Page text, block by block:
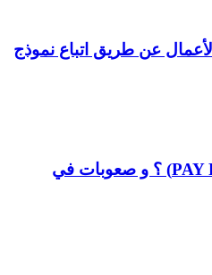
عن طريق اتباع نموذج
ما هي شركة باي بال (PAY PAL) ؟ و صعوبات في